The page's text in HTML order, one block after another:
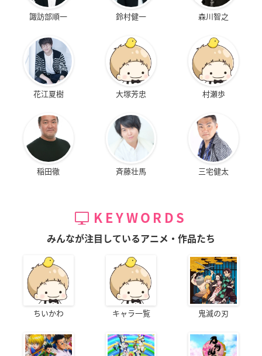
諏訪部順一 鈴村健一 森川智之
花江夏樹 大塚芳忠 村瀬歩
稲田徹 斉藤壮馬 三宅健太
KEYWORDS
みんなが注目しているアニメ・作品たち
ちいかわ キャラ一覧 鬼滅の刃